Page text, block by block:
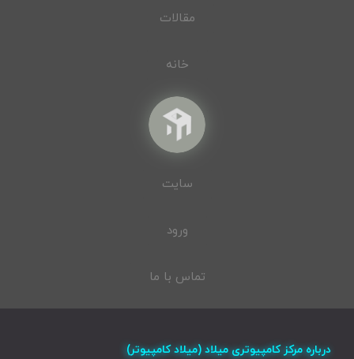
مقالات
خانه
سایت
ورود
تماس با ما
درباره مرکز کامپیوتری میلاد (میلاد کامپیوتر)